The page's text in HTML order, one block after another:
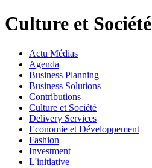
Culture et Société
Actu Médias
Agenda
Business Planning
Business Solutions
Contributions
Culture et Société
Delivery Services
Economie et Développement
Fashion
Investment
L'initiative